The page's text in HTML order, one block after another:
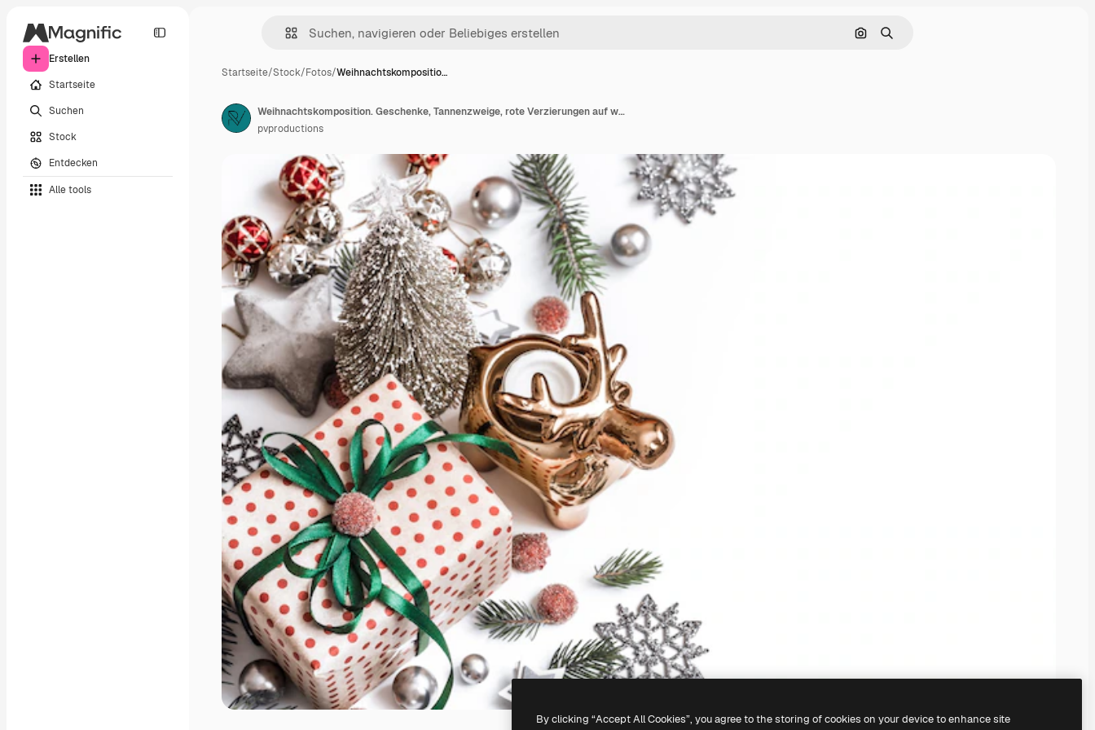
Erstellen
Startseite
Suchen
Stock
Entdecken
Alle tools
Nach Bild suchen
Suchen
Startseite/Stock/Fotos/Weihnachtskompositio…
Weihnachtskomposition. Geschenke, Tannenzweige, rote Verzierungen auf weißem Hintergrund.
pvproductions
By clicking “Accept All Cookies”, you agree to the storing of cookies on your device to enhance site